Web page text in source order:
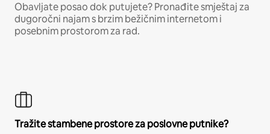
Obavljate posao dok putujete? Pronađite smještaj za
dugoročni najam s brzim bežičnim internetom i
posebnim prostorom za rad.
Tražite stambene prostore za poslovne putnike?